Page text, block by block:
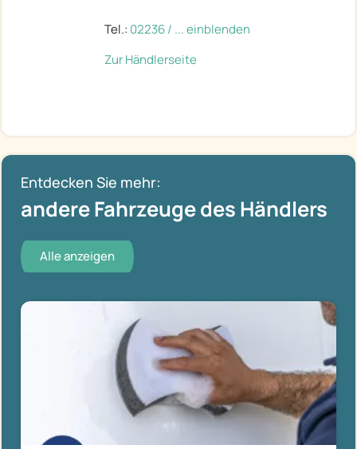
Tel.: 02236 / ... einblenden
Zur Händlerseite
Entdecken Sie mehr:
andere Fahrzeuge des Händlers
Alle anzeigen